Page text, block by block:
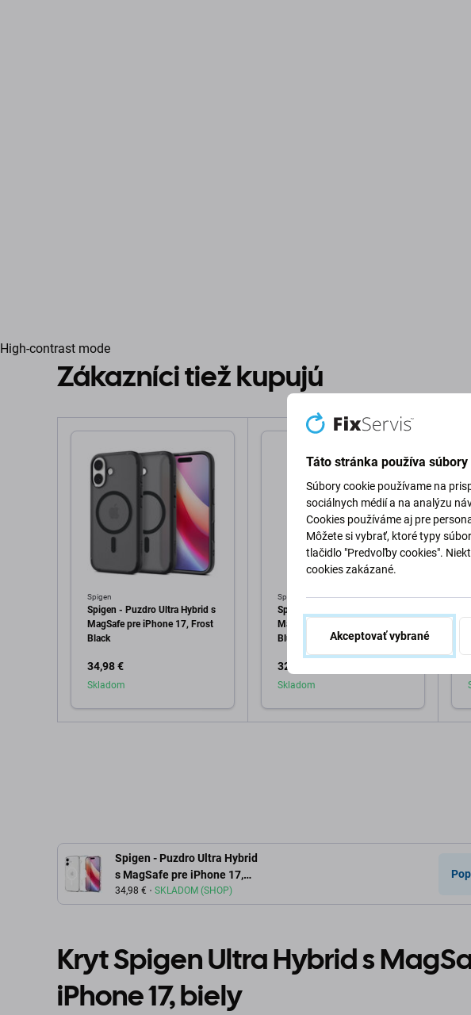
High-contrast mode
Zákazníci tiež kupujú
Spigen
Spigen - Puzdro Ultra Hybrid s
MagSafe pre iPhone 17, Frost
Black
34,98 €
Skladom
Spigen
Spigen - Puzdro Nano Pop s
MagSafe pre iPhone 17,
Blueberry Navy
32,98 €
Skladom
Spigen - Puzdro Ultra Hybrid
s MagSafe pre iPhone 17,
biela
34,98 € SKLADOM (SHOP)
Kryt Spigen Ultra Hybrid s
iPhone 17, biely
Táto stránka používa
Súbory cookie používame na
sociálnych médií a na analýzu
Cookies používáme aj pre
Môžete si vybrať, ktoré typy
tlačidlo "Predvoľby cookies".
cookies zakázané.
Akceptovať vybrané